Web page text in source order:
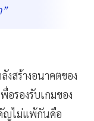
สร้างอนาคตของ
อรองรับเกมของ
ญไม่แพ้กันคือ